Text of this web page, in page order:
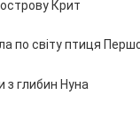
Крит
по світу птиця
з глибин Нуна